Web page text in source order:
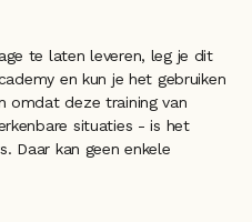
te laten leveren, leg je dit
en kun je het gebruiken
omdat deze training van
situaties - is het
Daar kan geen enkele